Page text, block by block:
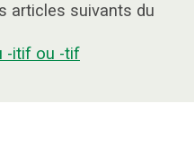
articles suivants du
-itif ou -tif